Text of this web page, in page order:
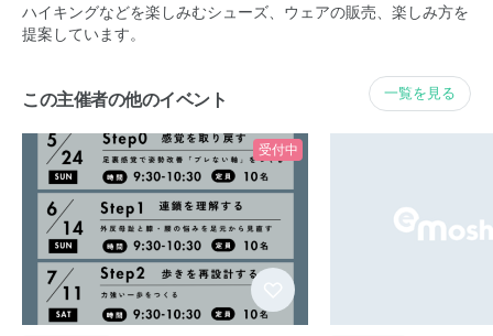
ハイキングなどを楽しみむシューズ、ウェアの販売、楽しみ方を
提案しています。
この主催者の他のイベント 一覧を見る
受付中